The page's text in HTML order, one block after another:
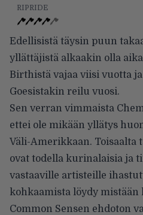
RIPRIDE
Edellisistä täysin puun
yllättäjistä alkaakin olla
Birthistä vajaa viisi vuotta
Goesistakin reilu vuosi.
Sen verran vimmaista
ettei ole mikään yllätys
Väli-Amerikkaan. Toisaalta
ovat todella kurinalaisia ja
vastaaville artisteille
kohkaamista löydy mistään
Common Sensen ehdoton